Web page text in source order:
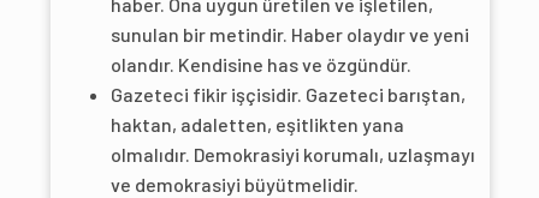
sunulan bir metindir. Haber olaydır ve yeni
olandır. Kendisine has ve özgündür.
Gazeteci fikir işçisidir. Gazeteci barıştan,
haktan, adaletten, eşitlikten yana
olmalıdır. Demokrasiyi korumalı, uzlaşmayı
ve demokrasiyi büyütmelidir.